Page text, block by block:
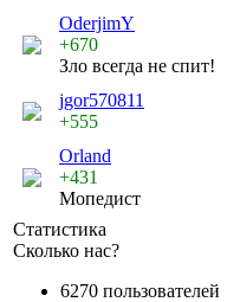
OderjimY
+670
Зло всегда не спит!
jgor570811
+555
Orland
+431
Мопедист
Статистика
Сколько нас?
6270 пользователей